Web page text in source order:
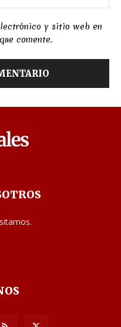
y sitio web en
comente.